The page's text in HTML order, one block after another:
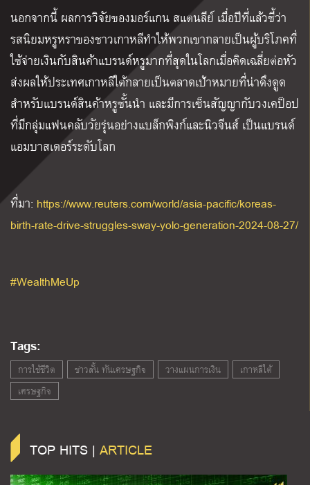
นอกจากนี้ ผลการวิจัยของมอร์แกน สแตนลีย์ เมื่อปีที่แล้วชี้ว่า
รสนิยมหรูหราของชาวเกาหลีทำให้พวกเขากลายเป็นผู้บริโภคที่
ใช้จ่ายเงินกับสินค้าแบรนด์หรูมากที่สุดในโลกเมื่อคิดเฉลี่ยต่อหัว
ส่งผลให้ประเทศเกาหลีใต้กลายเป็นตลาดเป้าหมายที่น่าดึงดูด
สำหรับแบรนด์สินค้าหรูชั้นนำ และมีการเซ็นสัญญากับวงเคป็อป
ที่มีกลุ่มแฟนคลับวัยรุ่นอย่างแบล็กพิงก์และนิวจีนส์ เป็นแบรนด์
แอมบาสเดอร์ระดับโลก
ที่มา: https://www.reuters.com/world/asia-pacific/koreas-
birth-rate-drive-struggles-sway-yolo-generation-2024-08-27/
#WealthMeUp
Tags:
การใช้ชีวิต ข่าวสั้น ทันเศรษฐกิจ วางแผนการเงิน
เกาหลีใต้
เศรษฐกิจ
TOP HITS | ARTICLE